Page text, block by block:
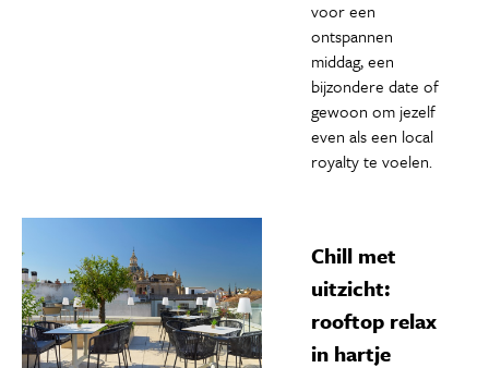
voor een
ontspannen
middag, een
bijzondere date of
gewoon om jezelf
even als een local
royalty te voelen.
Chill met
uitzicht:
rooftop relax
in hartje